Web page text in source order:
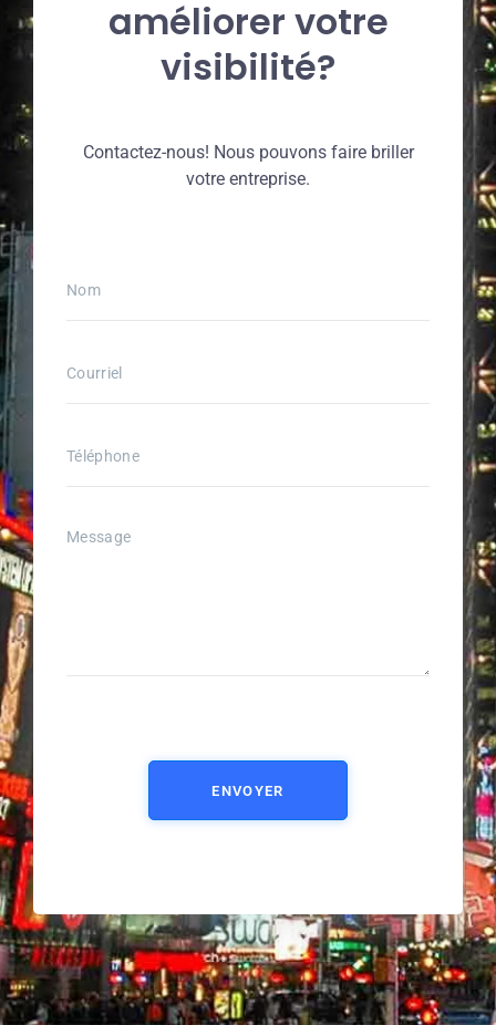
améliorer votre
visibilité?
Contactez-nous! Nous pouvons faire briller
votre entreprise.
ENVOYER